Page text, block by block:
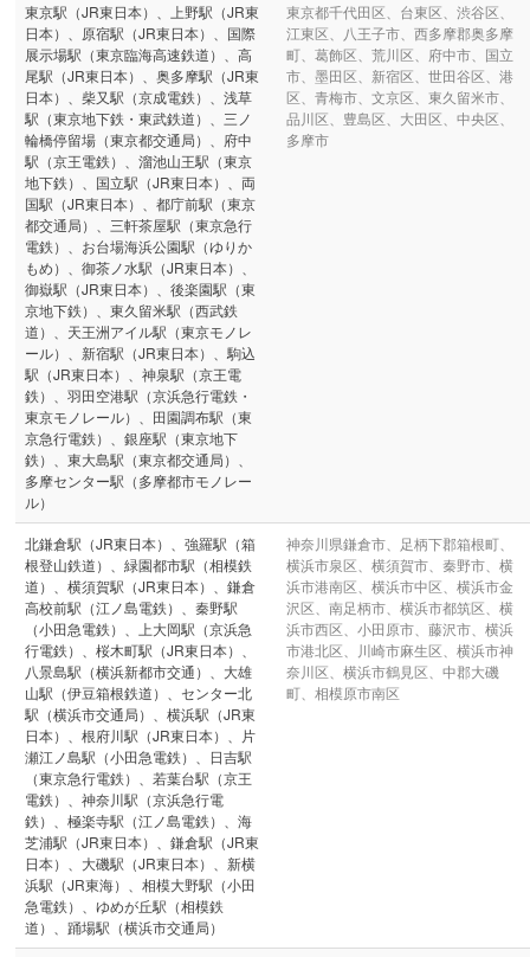
東京駅（JR東日本）、上野駅（JR東
日本）、原宿駅（JR東日本）、国際
展示場駅（東京臨海高速鉄道）、高
尾駅（JR東日本）、奥多摩駅（JR東
日本）、柴又駅（京成電鉄）、浅草
駅（東京地下鉄・東武鉄道）、三ノ
輪橋停留場（東京都交通局）、府中
駅（京王電鉄）、溜池山王駅（東京
地下鉄）、国立駅（JR東日本）、両
国駅（JR東日本）、都庁前駅（東京
都交通局）、三軒茶屋駅（東京急行
電鉄）、お台場海浜公園駅（ゆりか
もめ）、御茶ノ水駅（JR東日本）、
御嶽駅（JR東日本）、後楽園駅（東
京地下鉄）、東久留米駅（西武鉄
道）、天王洲アイル駅（東京モノレ
ール）、新宿駅（JR東日本）、駒込
駅（JR東日本）、神泉駅（京王電
鉄）、羽田空港駅（京浜急行電鉄・
東京モノレール）、田園調布駅（東
京急行電鉄）、銀座駅（東京地下
鉄）、東大島駅（東京都交通局）、
多摩センター駅（多摩都市モノレー
ル）
東京都千代田区、台東区、渋谷区、
江東区、八王子市、西多摩郡奥多摩
町、葛飾区、荒川区、府中市、国立
市、墨田区、新宿区、世田谷区、港
区、青梅市、文京区、東久留米市、
品川区、豊島区、大田区、中央区、
多摩市
北鎌倉駅（JR東日本）、強羅駅（箱
根登山鉄道）、緑園都市駅（相模鉄
道）、横須賀駅（JR東日本）、鎌倉
高校前駅（江ノ島電鉄）、秦野駅
（小田急電鉄）、上大岡駅（京浜急
行電鉄）、桜木町駅（JR東日本）、
八景島駅（横浜新都市交通）、大雄
山駅（伊豆箱根鉄道）、センター北
駅（横浜市交通局）、横浜駅（JR東
日本）、根府川駅（JR東日本）、片
瀬江ノ島駅（小田急電鉄）、日吉駅
（東京急行電鉄）、若葉台駅（京王
電鉄）、神奈川駅（京浜急行電
鉄）、極楽寺駅（江ノ島電鉄）、海
芝浦駅（JR東日本）、鎌倉駅（JR東
日本）、大磯駅（JR東日本）、新横
浜駅（JR東海）、相模大野駅（小田
急電鉄）、ゆめが丘駅（相模鉄
道）、踊場駅（横浜市交通局）
神奈川県鎌倉市、足柄下郡箱根町、
横浜市泉区、横須賀市、秦野市、横
浜市港南区、横浜市中区、横浜市金
沢区、南足柄市、横浜市都筑区、横
浜市西区、小田原市、藤沢市、横浜
市港北区、川崎市麻生区、横浜市神
奈川区、横浜市鶴見区、中郡大磯
町、相模原市南区